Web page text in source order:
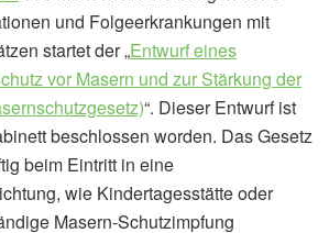
und Folgeerkrankungen mit
startet der „Entwurf eines
vor Masern und zur Stärkung der
“. Dieser Entwurf ist
beschlossen worden. Das Gesetz
beim Eintritt in eine
wie Kindertagesstätte oder
Masern-Schutzimpfung